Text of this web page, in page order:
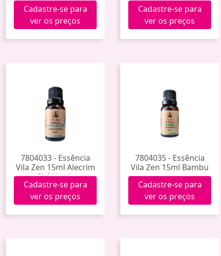
Cadastre-se para
ver os preços
Cadastre-se para
ver os preços
7804033 - Essência
Vila Zen 15ml Alecrim
Chá Verde
Cadastre-se para
ver os preços
7804035 - Essência
Vila Zen 15ml Bambu
Cadastre-se para
ver os preços